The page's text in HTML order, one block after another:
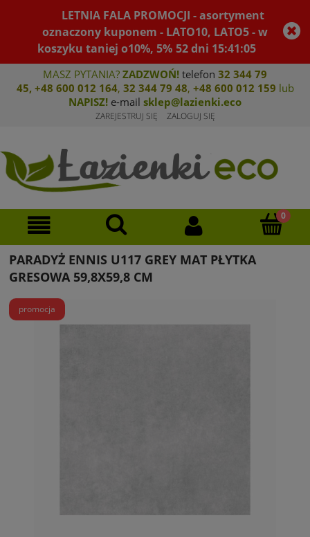
LETNIA FALA PROMOCJI - asortyment
oznaczony kuponem - LATO10, LATO5 - w
koszyku taniej o10%, 5% 52dni 15:41:05
MASZ PYTANIA? ZADZWOŃ! telefon 32 344 79
45, +48 600 012 164, 32 344 79 48, +48 600 012 159 lub
NAPISZ! e-mail sklep@lazienki.eco
ZAREJESTRUJ SIĘ ZALOGUJ SIĘ
PARADYŻ ENNIS U117 GREY MAT PŁYTKA
GRESOWA 59,8X59,8 CM
promocja